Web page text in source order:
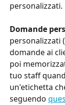
personalizzati.
Domande
personalizzati
domande ai
poi
tuo staff
un'etichetta
seguendo